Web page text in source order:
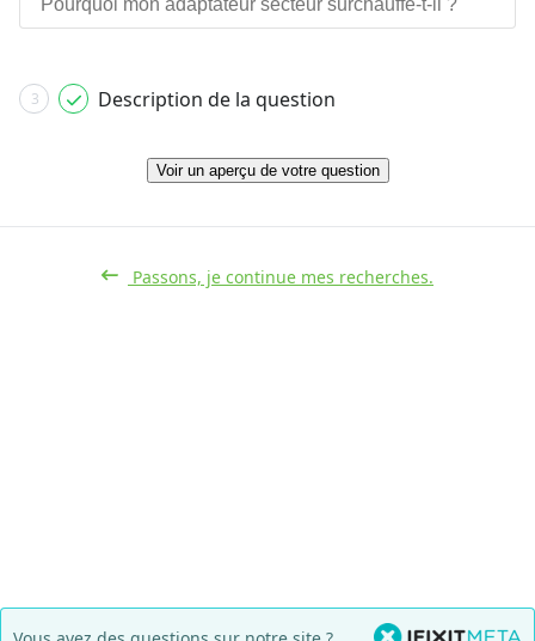
3 Description de la question
Voir un aperçu de votre question
Passons, je continue mes recherches.